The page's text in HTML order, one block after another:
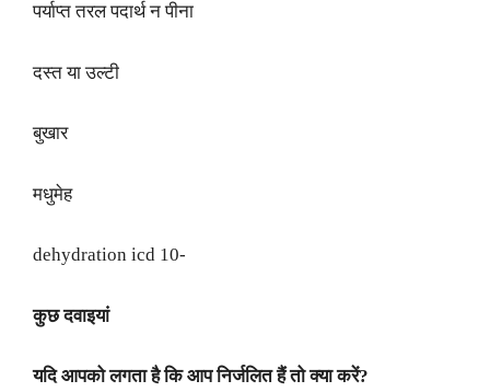
पर्याप्त तरल पदार्थ न पीना
दस्त या उल्टी
बुखार
मधुमेह
dehydration icd 10-
कुछ दवाइयां
यदि आपको लगता है कि आप निर्जलित हैं तो क्या करें?